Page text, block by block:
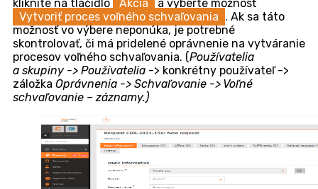
procesu a časťKroky schvaľovania, kde sa vybraní
používatelia vyjadrujú k schvaľovaniu. Na akceptáciu
kroku schvaľovania slúži tlačidlo
Akceptovať . Po
kliknutí na tlačidlo Zamietnuť sa krok schvaľovania
za daného používateľa zamietne. Povinnosť vloženia
poznámky k akceptácii / zamietnutiu závisí od
nastavení šablóny voľného schvaľovania.
Formulár voľného schvaľovacieho procesu a časť,
vyjadrujú k procesu